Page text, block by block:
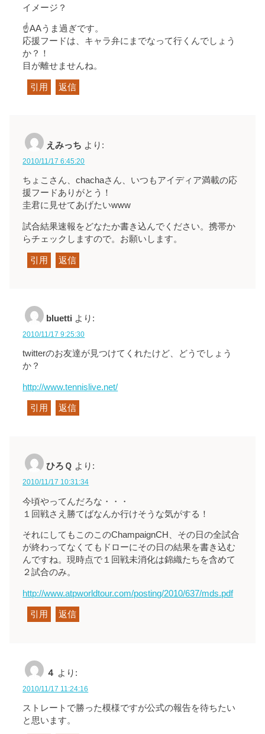
イメージ？
☝AAうま過ぎです。
応援フードは、キャラ弁にまでなって行くんでしょう
か？！
目が離せませんね。
引用 返信
えみっち より:
2010/11/17 6:45:20
ちょこさん、chachaさん、いつもアイディア満載の応
援フードありがとう！
圭君に見せてあげたいwww
試合結果速報をどなたか書き込んでください。携帯か
らチェックしますので。お願いします。
引用 返信
bluetti より:
2010/11/17 9:25:30
twitterのお友達が見つけてくれたけど、どうでしょう
か？
http://www.tennislive.net/
引用 返信
ひろＱ より:
2010/11/17 10:31:34
今頃やってんだろな・・・
１回戦さえ勝てばなんか行けそうな気がする！
それにしてもこのこのChampaignCH、その日の全試合
が終わってなくてもドローにその日の結果を書き込む
んですね。現時点で１回戦未消化は錦織たちを含めて
２試合のみ。
http://www.atpworldtour.com/posting/2010/637/mds.pdf
引用 返信
４ より:
2010/11/17 11:24:16
ストレートで勝った模様ですが公式の報告を待ちたい
と思います。